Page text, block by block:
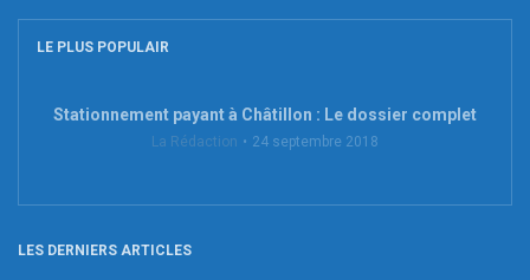
LE PLUS POPULAIR
Stationnement payant à Châtillon : Le dossier complet
La Rédaction 24 septembre 2018
LES DERNIERS ARTICLES